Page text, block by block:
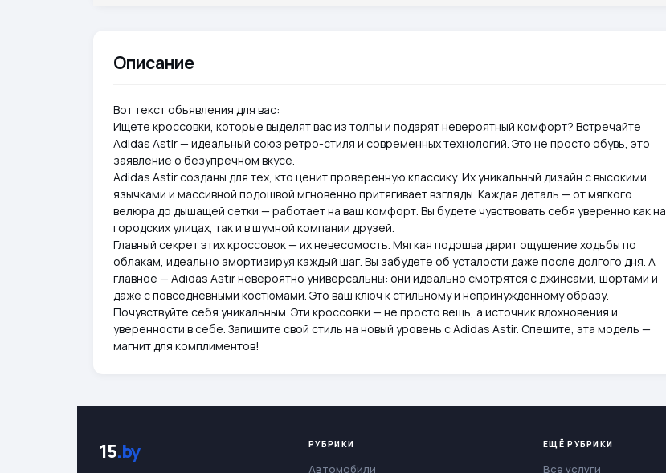
Описание
Вот текст объявления для вас:
Ищете кроссовки, которые выделят вас из толпы и подарят невероятный комфорт? Встречайте
Adidas Astir — идеальный союз ретро-стиля и современных технологий. Это не просто обувь, это
заявление о безупречном вкусе.
Adidas Astir созданы для тех, кто ценит проверенную классику. Их уникальный дизайн с высокими
язычками и массивной подошвой мгновенно притягивает взгляды. Каждая деталь — от мягкого
велюра до дышащей сетки — работает на ваш комфорт. Вы будете чувствовать себя уверенно как на
городских улицах, так и в шумной компании друзей.
Главный секрет этих кроссовок — их невесомость. Мягкая подошва дарит ощущение ходьбы по
облакам, идеально амортизируя каждый шаг. Вы забудете об усталости даже после долгого дня. А
главное — Adidas Astir невероятно универсальны: они идеально смотрятся с джинсами, шортами и
даже с повседневными костюмами. Это ваш ключ к стильному и непринужденному образу.
Почувствуйте себя уникальным. Эти кроссовки — не просто вещь, а источник вдохновения и
уверенности в себе. Запишите свой стиль на новый уровень с Adidas Astir. Спешите, эта модель —
магнит для комплиментов!
15.by РУБРИКИ
Автомобили
ЕЩЁ РУБРИКИ
Все услуги